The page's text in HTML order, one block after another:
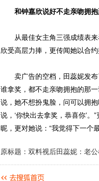
和钟嘉欣说好不走亲吻拥抱
从最佳女主角三强成绩表来
欣受高层力捧，更传闻她以合
卖广告的空档，田蕊妮发布
谁拿奖，都不走亲吻拥抱的那
说，她不想扮鬼脸，问可以拥
说，‘你快出去拿奖，恭喜你’
昵，更对她说：“我觉得下一个
原标题：双料视后田蕊妮：老